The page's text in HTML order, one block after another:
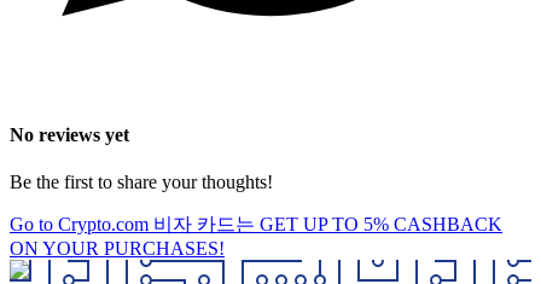
No reviews yet
Be the first to share your thoughts!
Go to Crypto.com 비자 카드는 GET UP TO 5% CASHBACK
ON YOUR PURCHASES!